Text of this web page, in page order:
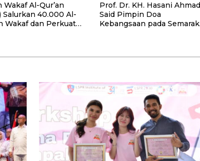
Wakaf Al-Qur’an
Salurkan 40.000 Al-
Wakaf dan Perkuat
Prof. Dr. KH. Hasani Ahmad
Said Pimpin Doa
Kebangsaan pada Semarak